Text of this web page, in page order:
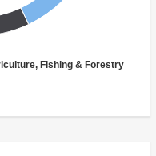
Fishing & Forestry